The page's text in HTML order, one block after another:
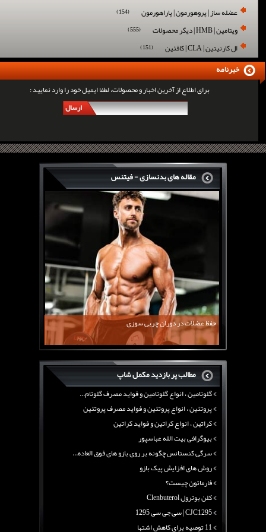
عضله ساز | پروهورمون | پاراهورمون (154)
ویتامین | HMB | دیگر محصولات (555)
ال کارنیتین | CLA | کافئین (151)
برای اطلاع از آخرین اخبار و محصولات، لطفا ایمیل خود را وارد نمایید :
ارسال
خبرنامه
مقاله های بدنسازی - فیتنس
حفظ عضلات در دوران چربی سوزی
مطالب پر بازدید مکمل شاپ
سرگی کنستانس چگونه بر روی بازو های فوق العاده...
روش های افزایش پیک بازو
فارماتون چیست؟
کلن بوترول Clenbuterol
CJC1295 | سی جی سی 1295
11 توصیه برای کاهش اشتها
معرفی یک برنامه غذایی جامع برای افزایش قد
چربی سوزی با چای سبز
بیوگرافی علی تبریزی
منابع پروتئینی غیر گوشتی
آرژنین ، فواید آرژنین و نقش آرژنین در بدن
گلوتامین ، انواع گلوتامین و فواید مصرف گلوتام...
پروتئین ، انواع پروتئین و فواید مصرف پروتئین
کراتین ، انواع کراتین و فواید کراتین
بیوگرافی بیت الله عباسپور
سرگی کنستانس چگونه بر روی بازو های فوق العاده...
روش های افزایش پیک بازو
فارماتون چیست؟
کلن بوترول Clenbuterol
CJC1295 | سی جی سی 1295
11 توصیه برای کاهش اشتها